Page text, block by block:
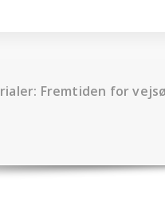
Fremtiden for